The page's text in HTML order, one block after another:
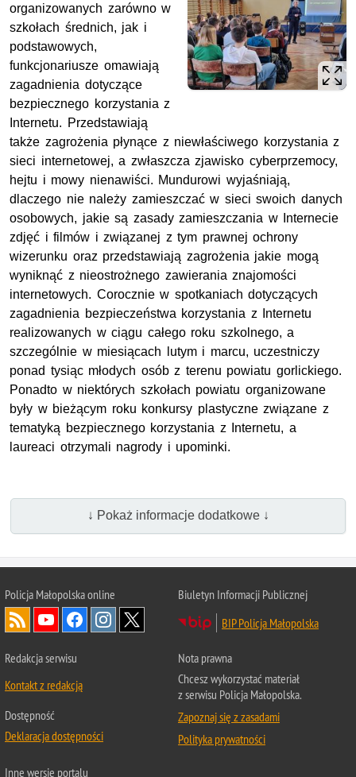
organizowanych zarówno w
szkołach średnich, jak i
podstawowych,
funkcjonariusze omawiają
zagadnienia dotyczące
bezpiecznego korzystania z
Internetu. Przedstawiają
także zagrożenia płynące z niewłaściwego korzystania z
sieci internetowej, a zwłaszcza zjawisko cyberprzemocy,
hejtu i mowy nienawiści. Mundurowi wyjaśniają,
dlaczego nie należy zamieszczać w sieci swoich danych
osobowych, jakie są zasady zamieszczania w Internecie
zdjęć i filmów i związanej z tym prawnej ochrony
wizerunku oraz przedstawiają zagrożenia jakie mogą
wyniknąć z nieostrożnego zawierania znajomości
internetowych. Corocznie w spotkaniach dotyczących
zagadnienia bezpieczeństwa korzystania z Internetu
realizowanych w ciągu całego roku szkolnego, a
szczególnie w miesiącach lutym i marcu, uczestniczy
ponad tysiąc młodych osób z terenu powiatu gorlickiego.
Ponadto w niektórych szkołach powiatu organizowane
były w bieżącym roku konkursy plastyczne związane z
tematyką bezpiecznego korzystania z Internetu, a
laureaci otrzymali nagrody i upominki.
↓ Pokaż informacje dodatkowe ↓
Policja Małopolska online
Biuletyn Informacji Publicznej
BIP Policja Małopolska
Redakcja serwisu
Kontakt z redakcją
Dostępność
Deklaracja dostępności
Nota prawna
Chcesz wykorzystać materiał
z serwisu Policja Małopolska.
Zapoznaj się z zasadami
Polityka prywatności
Inne wersje portalu